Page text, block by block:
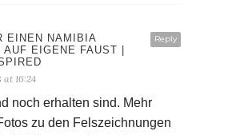
Reply
EINEN NAMIBIA
AUF EIGENE FAUST |
at 16:24
noch erhalten sind. Mehr
zu den Felszeichnungen